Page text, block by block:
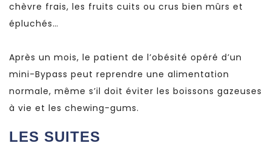
chèvre frais, les fruits cuits ou crus bien mûrs et
épluchés…
Après un mois, le patient de l’obésité opéré d’un
mini-Bypass peut reprendre une alimentation
normale, même s’il doit éviter les boissons gazeuses
à vie et les chewing-gums.
LES SUITES